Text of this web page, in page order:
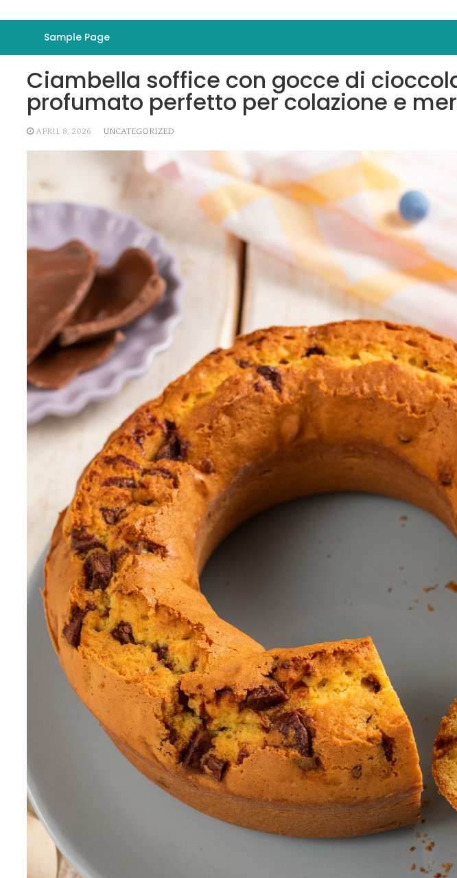
Sample Page
Ciambella soffice con gocce di
profumato perfetto per colazione e
APRIL 8, 2026 UNCATEGORIZED